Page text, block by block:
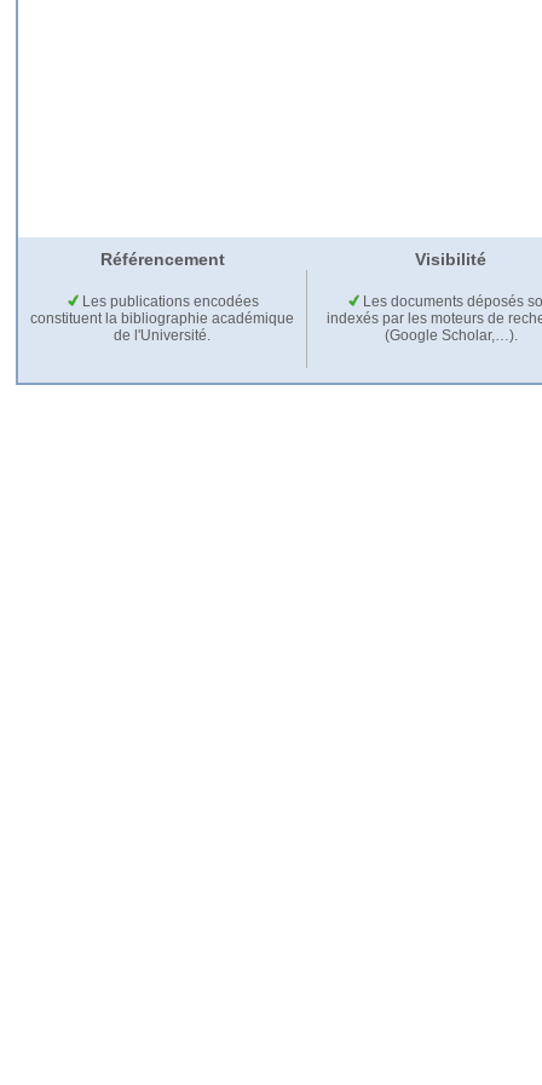
Référencement Visibilité
Les publications encodées
constituent la bibliographie académique
de l'Université.
Les documents déposés
indexés par les moteurs de
(Google Scholar,…).